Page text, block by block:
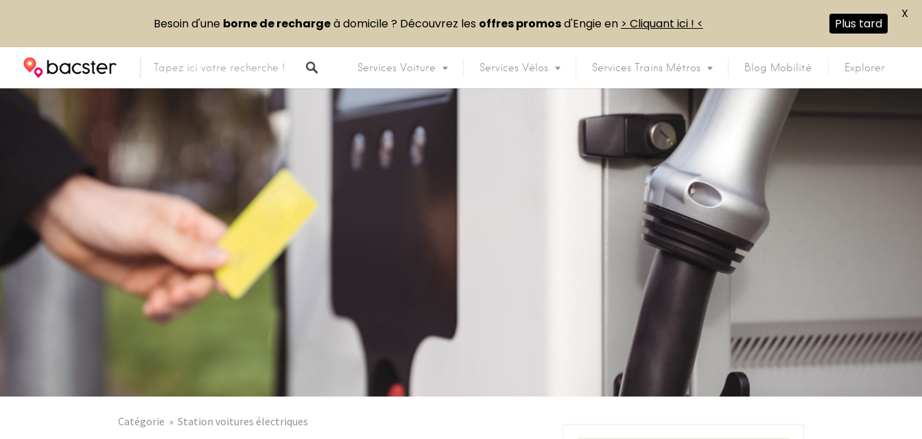
Services Voiture Services Vélos Services Trains Métros Blog Mobilité Explorer
Catégorie Station voitures électriques
Besoin d'une borne de rechargeà domicile ? Découvrez les offres promosd'Engie en > Cliquant ici ! < Plus tard
X